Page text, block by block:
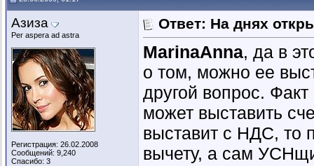
Азиза
Per aspera ad astra
Регистрация: 26.02.2008
Сообщений: 9,240
Спасибо: 3
Ответ: На днях
MarinaAnna, да в
о том, можно ее
другой вопрос.
может выставить
выставит с НДС, то
вычету, а сам